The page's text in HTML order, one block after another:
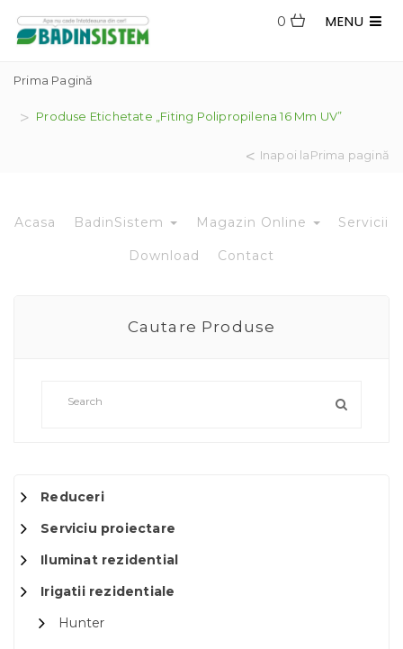
MENU
0
Prima Pagină
Produse Etichetate „fiting Polipropilena 16 Mm UV”
Inapoi laPrima pagină
Acasa BadinSistem Magazin Online Servicii
Download Contact
Cautare Produse
Reduceri
Serviciu proiectare
Iluminat rezidential
Irigatii rezidentiale
Hunter